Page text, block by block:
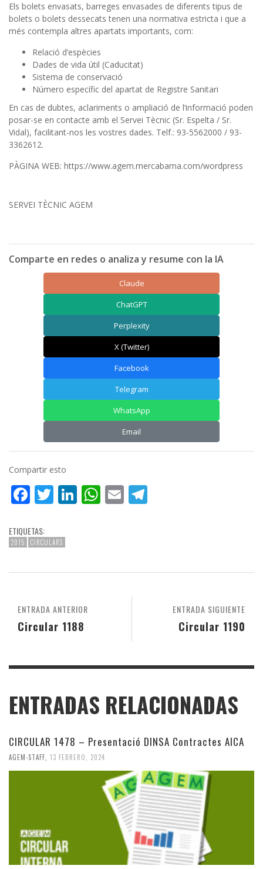
Els bolets envasats, barreges envasades de diferents tipus de
bolets o bolets dessecats tenen una normativa estricta i que a
més contempla altres apartats importants, com:
Relació d’espècies
Dades de vida útil (Caducitat)
Sistema de conservació
Número específic del apartat de Registre Sanitari
En cas de dubtes, aclariments o ampliació de l’informació poden
posar-se en contacte amb el Servei Tècnic (Sr. Espelta / Sr.
Vidal), facilitant-nos les vostres dades. Telf.: 93-5562000 / 93-
3362612.
PÀGINA WEB: https://www.agem.mercabarna.com/wordpress
SERVEI TÈCNIC AGEM
Comparte en redes o analiza y resume con la IA
Claude
ChatGPT
Perplexity
X (Twitter)
Facebook
Telegram
WhatsApp
Email
Compartir esto
Facebook
Twitter
LinkedIn
WhatsApp
Email
ETIQUETAS:
2015 CIRCULARS
ENTRADA SIGUIENTE
Circular 1190
ENTRADA ANTERIOR
Circular 1188
ENTRADAS RELACIONADAS
CIRCULAR 1478 – Presentació DINSA Contractes AICA
AGEM-STAFF 13 FEBRERO, 2024